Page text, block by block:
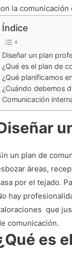
la comunicación
Índice
Diseñar un plan
¿Qué es el plan de
¿Qué planificamos
¿Cuándo debemos
Comunicación
un plan de
áreas,
por el tejado.
hay
que
comunicación.
es